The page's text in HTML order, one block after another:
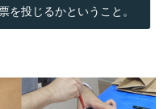
を投じるかということ。